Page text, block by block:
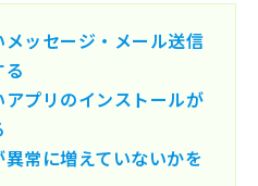
ッセージ・メール送信
プリのインストールが
常に増えていないかを